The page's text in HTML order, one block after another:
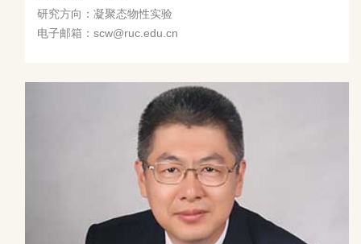
研究方向：凝聚态物性实验
电子邮箱：scw@ruc.edu.cn